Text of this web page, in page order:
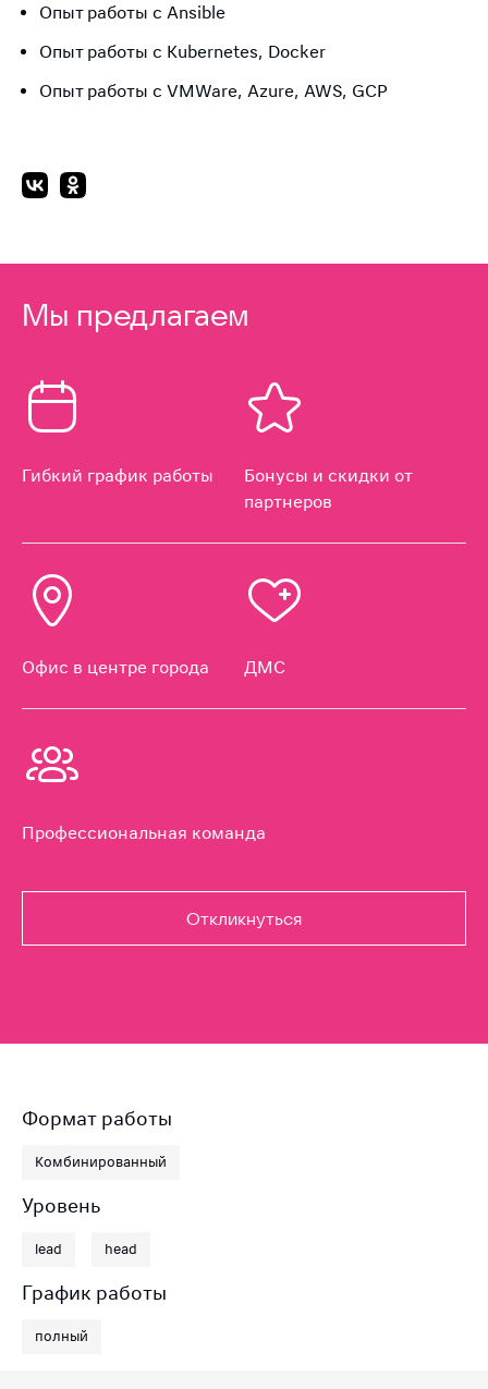
Опыт работы с Ansible
Опыт работы с Kubernetes, Docker
Опыт работы с VMWare, Azure, AWS, GCP
Мы предлагаем
Гибкий график работы
Бонусы и скидки от
партнеров
Офис в центре города ДМС
Профессиональная команда
Откликнуться
Формат работы
Комбинированный
Уровень
lead head
График работы
полный